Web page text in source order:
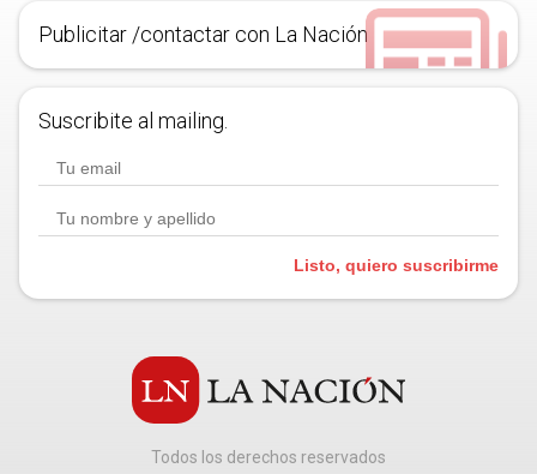
Publicitar /contactar con La Nación
Suscribite al mailing.
Listo, quiero suscribirme
Todos los derechos reservados